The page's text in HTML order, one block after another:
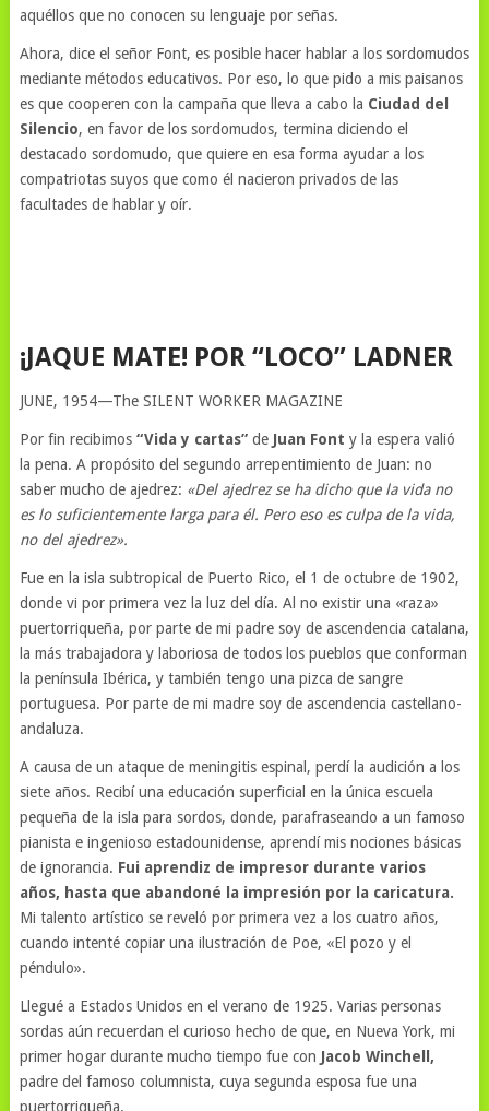
aquéllos que no conocen su lenguaje por señas.
Ahora, dice el señor Font, es posible hacer hablar a los sordomudos
mediante métodos educativos. Por eso, lo que pido a mis paisanos
es que cooperen con la campaña que lleva a cabo la Ciudad del
Silencio, en favor de los sordomudos, termina diciendo el
destacado sordomudo, que quiere en esa forma ayudar a los
compatriotas suyos que como él nacieron privados de las
facultades de hablar y oír.
¡JAQUE MATE! POR “LOCO” LADNER
JUNE, 1954—The SILENT WORKER MAGAZINE
Por fin recibimos “Vida y cartas”de Juan Font y la espera valió
la pena. A propósito del segundo arrepentimiento de Juan: no
saber mucho de ajedrez: «Del ajedrez se ha dicho que la vida no
es lo suficientemente larga para él. Pero eso es culpa de la vida,
no del ajedrez».
Fue en la isla subtropical de Puerto Rico, el 1 de octubre de 1902,
donde vi por primera vez la luz del día. Al no existir una «raza»
puertorriqueña, por parte de mi padre soy de ascendencia catalana,
la más trabajadora y laboriosa de todos los pueblos que conforman
la península Ibérica, y también tengo una pizca de sangre
portuguesa. Por parte de mi madre soy de ascendencia castellano-
andaluza.
A causa de un ataque de meningitis espinal, perdí la audición a los
siete años. Recibí una educación superficial en la única escuela
pequeña de la isla para sordos, donde, parafraseando a un famoso
pianista e ingenioso estadounidense, aprendí mis nociones básicas
de ignorancia. Fui aprendiz de impresor durante varios
años, hasta que abandoné la impresión por la caricatura.
Mi talento artístico se reveló por primera vez a los cuatro años,
cuando intenté copiar una ilustración de Poe, «El pozo y el
péndulo».
Llegué a Estados Unidos en el verano de 1925. Varias personas
sordas aún recuerdan el curioso hecho de que, en Nueva York, mi
primer hogar durante mucho tiempo fue con Jacob Winchell,
padre del famoso columnista, cuya segunda esposa fue una
puertorriqueña.